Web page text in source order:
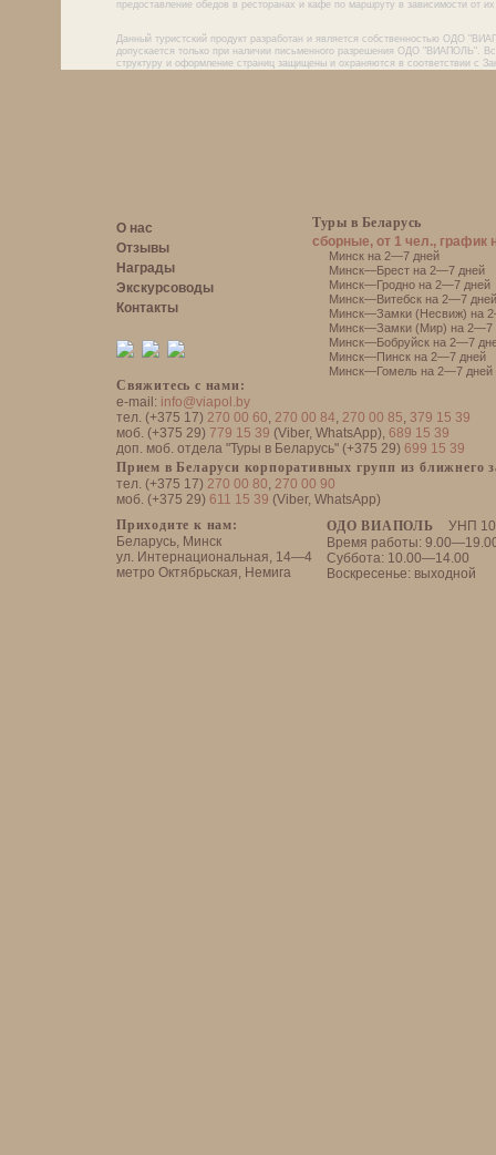
предоставление обедов в ресторанах и кафе по маршруту в зависимости от их
Данный туристский продукт разработан и является собственностью ОДО
допускается только при наличии письменного разрешения ОДО "ВИАПОЛЬ".
структуру и оформление страниц защищены и охраняются в соответствии с
О нас
Отзывы
Награды
Экскурсоводы
Контакты
Свяжитесь с нами:
e-mail: info@viapol.by
тел. (+375 17) 270 00 60, 270 00 84, 270 00 85, 379 15 39
моб. (+375 29) 779 15 39 (Viber, WhatsApp), 689 15 39
доп. моб. отдела "Туры в Беларусь" (+375 29) 699 15 39
Прием в Беларуси корпоративных групп из ближнего
тел. (+375 17) 270 00 80, 270 00 90
моб. (+375 29) 611 15 39 (Viber, WhatsApp)
ОДО ВИАПОЛЬ
УНП
Время работы:
Суббота: 10.00—14.00
Воскресенье: выходной
Приходите к нам:
Беларусь, Минск
ул. Интернациональная, 14—4
метро Октябрьская, Немига
Туры в Беларусь
сборные, от 1 чел., график
Минск на 2—7 дней
Минск—Брест на 2—7 дней
Минск—Гродно на 2—7 дней
Минск—Витебск на 2—7 дней
Минск—Замки (Несвиж) на
Минск—Замки (Мир) на 2—7
Минск—Бобруйск на 2—7
Минск—Пинск на 2—7 дней
Минск—Гомель на 2—7 дней